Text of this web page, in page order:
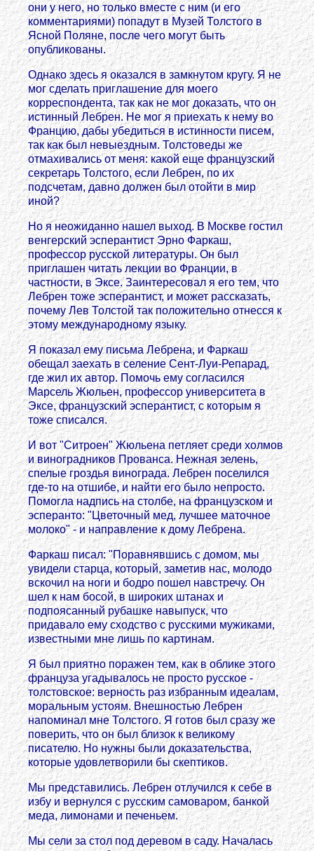
они у него, но только вместе с ним (и его
комментариями) попадут в Музей Толстого в
Ясной Поляне, после чего могут быть
опубликованы.
Однако здесь я оказался в замкнутом кругу. Я не
мог сделать приглашение для моего
корреспондента, так как не мог доказать, что он
истинный Лебрен. Не мог я приехать к нему во
Францию, дабы убедиться в истинности писем,
так как был невыездным. Толстоведы же
отмахивались от меня: какой еще французский
секретарь Толстого, если Лебрен, по их
подсчетам, давно должен был отойти в мир
иной?
Но я неожиданно нашел выход. В Москве гостил
венгерский эсперантист Эрно Фаркаш,
профессор русской литературы. Он был
приглашен читать лекции во Франции, в
частности, в Эксе. Заинтересовал я его тем, что
Лебрен тоже эсперантист, и может рассказать,
почему Лев Толстой так положительно отнесся к
этому международному языку.
Я показал ему письма Лебрена, и Фаркаш
обещал заехать в селение Сент-Луи-Репарад,
где жил их автор. Помочь ему согласился
Марсель Жюльен, профессор университета в
Эксе, французский эсперантист, с которым я
тоже списался.
И вот "Ситроен" Жюльена петляет среди холмов
и виноградников Прованса. Нежная зелень,
спелые гроздья винограда. Лебрен поселился
где-то на отшибе, и найти его было непросто.
Помогла надпись на столбе, на французском и
эсперанто: "Цветочный мед, лучшее маточное
молоко" - и направление к дому Лебрена.
Фаркаш писал: "Поравнявшись с домом, мы
увидели старца, который, заметив нас, молодо
вскочил на ноги и бодро пошел навстречу. Он
шел к нам босой, в широких штанах и
подпоясанный рубашке навыпуск, что
придавало ему сходство с русскими мужиками,
известными мне лишь по картинам.
Я был приятно поражен тем, как в облике этого
француза угадывалось не просто русское -
толстовское: верность раз избранным идеалам,
моральным устоям. Внешностью Лебрен
напоминал мне Толстого. Я готов был сразу же
поверить, что он был близок к великому
писателю. Но нужны были доказательства,
которые удовлетворили бы скептиков.
Мы представились. Лебрен отлучился к себе в
избу и вернулся с русским самоваром, банкой
меда, лимонами и печеньем.
Мы сели за стол под деревом в саду. Началась